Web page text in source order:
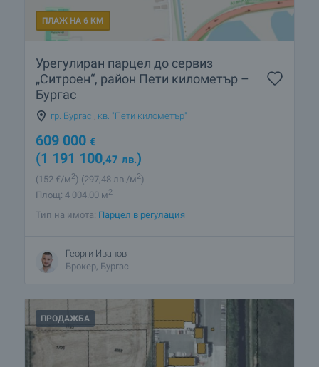
ПЛАЖ НА 6 КМ
Урегулиран парцел до сервиз
„Ситроен“, район Пети километър –
Бургас
гр. Бургас кв. "Пети километър"
609 000 €
(1 191 100,47 лв.)
(152 €/м2) (297 ,48 лв./м2)
Площ: 4 004.00 м2
Тип на имота: Парцел в регулация
Георги Иванов
Брокер, Бургас
ПРОДАЖБА